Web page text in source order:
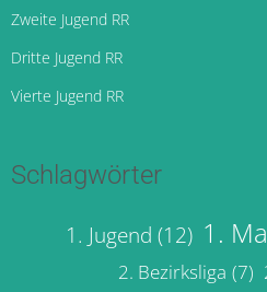
Zweite Jugend RR
Dritte Jugend RR
Vierte Jugend RR
Schlagwörter
1. Jugend (12) 1.
2. Bezirksliga (7)